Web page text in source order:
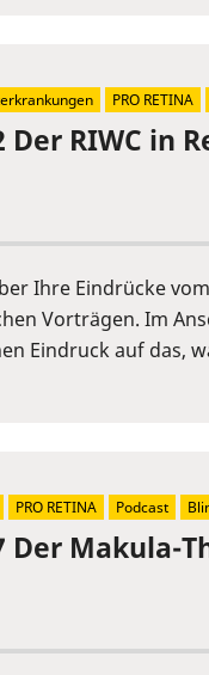
RIWC in
Ihre Eindrücke
Vorträgen. Im
Eindruck auf das,
PRO RETINA
Makula-
PRO RETINA Podcast